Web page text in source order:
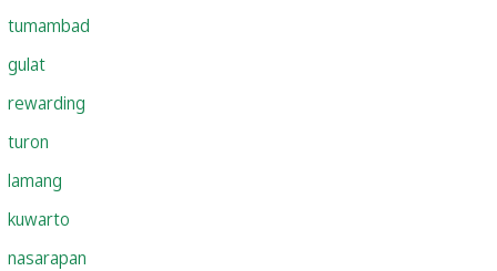
tumambad
gulat
rewarding
turon
lamang
kuwarto
nasarapan